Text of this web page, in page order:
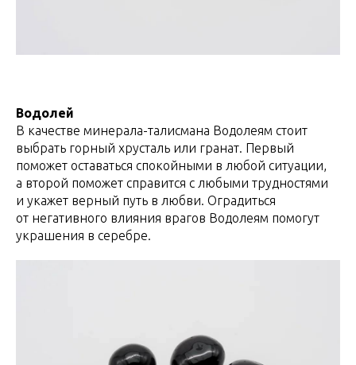
Водолей
В качестве минерала-талисмана Водолеям стоит
выбрать горный хрусталь или гранат. Первый
поможет оставаться спокойными в любой ситуации,
а второй поможет справится с любыми трудностями
и укажет верный путь в любви. Оградиться
от негативного влияния врагов Водолеям помогут
украшения в серебре.